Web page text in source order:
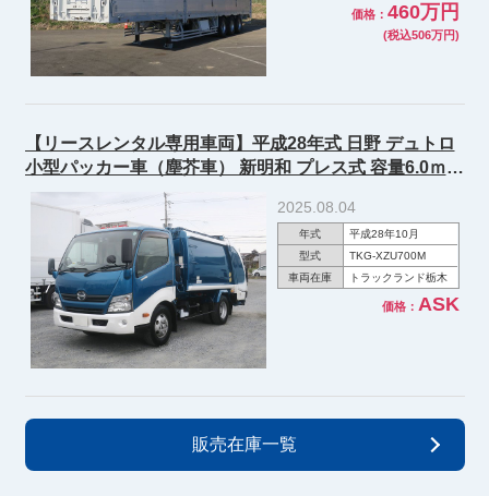
価格： 460万円
(税込506万円)
【リースレンタル専用車両】平成28年式 日野 デュトロ
小型パッカー車（塵芥車） 新明和 プレス式 容量6.0ｍ3
★楽のりパック施工済み！★
2025.08.04
年式
平成28年10月
型式
TKG-XZU700M
車両在庫
トラックランド栃木
価格： ASK
販売在庫一覧